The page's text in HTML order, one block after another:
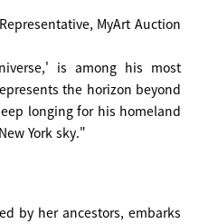
MyArt Auction
is among his most
the horizon beyond
longing for his homeland
York sky."
by her ancestors, embarks